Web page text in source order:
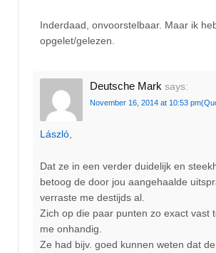
Inderdaad, onvoorstelbaar. Maar ik
opgelet/gelezen.
Deutsche Mark says:
November 16, 2014 at 10:53 pm
László,
Dat ze in een verder duidelijk en
betoog de door jou aangehaalde
verraste me destijds al.
Zich op die paar punten zo exact vast
me onhandig.
Ze had bijv. goed kunnen weten dat